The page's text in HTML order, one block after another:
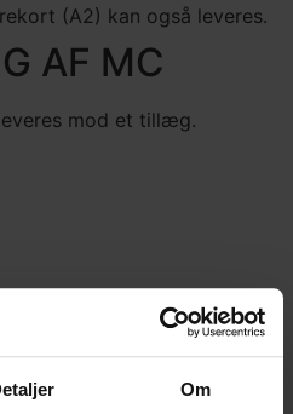
Om
(A2) kan også leveres.
AF MC
mod et tillæg.